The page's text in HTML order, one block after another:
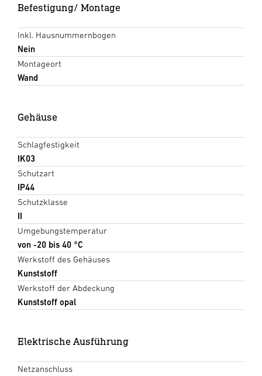
Befestigung/ Montage
Inkl. Hausnummernbogen
Nein
Montageort
Wand
Gehäuse
Schlagfestigkeit
IK03
Schutzart
IP44
Schutzklasse
II
Umgebungstemperatur
von -20 bis 40 °C
Werkstoff des Gehäuses
Kunststoff
Werkstoff der Abdeckung
Kunststoff opal
Elektrische Ausführung
Netzanschluss